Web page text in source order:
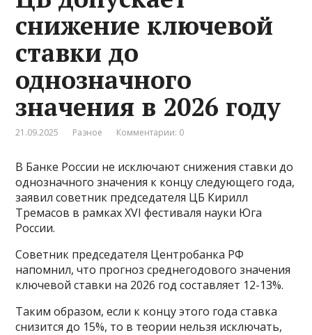
снижение ключевой
ставки до
однозначного
значения в 2026 году
21.09.2025 Разное Комментарии: 0
В Банке России не исключают снижения ставки до
однозначного значения к концу следующего года,
заявил советник председателя ЦБ Кирилл
Тремасов в рамках XVI фестиваля науки Юга
России.
Советник председателя Центробанка РФ
напомнил, что прогноз среднегодового значения
ключевой ставки на 2026 год составляет 12-13%.
Таким образом, если к концу этого года ставка
снизится до 15%, то в теории нельзя исключать,